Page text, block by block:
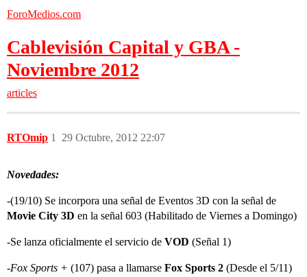
ForoMedios.com
Cablevisión Capital y GBA -
Noviembre 2012
articles
RTOmip 29 Octubre, 2012 22:07
1
Novedades:
-(19/10) Se incorpora una señal de Eventos 3D con la señal de
Movie City 3D en la señal 603 (Habilitado de Viernes a Domingo)
-Se lanza oficialmente el servicio de VOD (Señal 1)
-Fox Sports + (107) pasa a llamarse Fox Sports 2 (Desde el 5/11)